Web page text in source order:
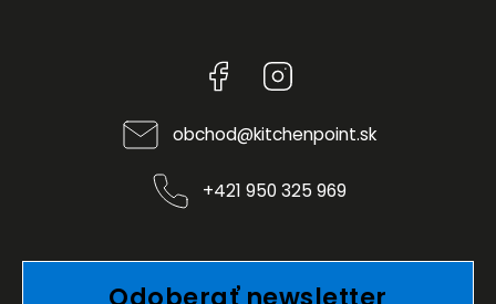
Facebook
obchod@kitchenpoint.sk
+421 950 325 969